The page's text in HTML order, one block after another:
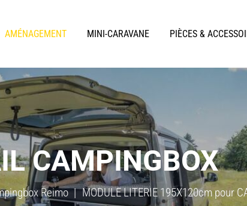
AMÉNAGEMENT MINI-CARAVANE PIÈCES &
CAMPINGBOX
Reimo MODULE LITERIE 195X120cm pour